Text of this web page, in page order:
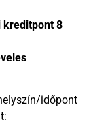
kreditpont 8
időpont